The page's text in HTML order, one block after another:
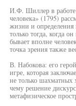
И.Ф. Шиллер в работе
человека» (1795)
жизни и определения
только тогда, когда
бывает вполне
точка зрения также
В. Набокова: его
игре, которая
не только шахматных
чему решение
метафизическое